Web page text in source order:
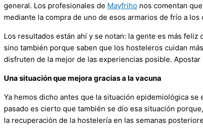
general. Los profesionales de Mayfriho nos comentan
mediante la compra de uno de esos armarios de frío a los
Los resultados están ahí y se notan: la gente es más
sino también porque saben que los hosteleros cuidan
disfruten de la mejor de las experiencias posible.
Una situación que mejora gracias a la vacuna
Ya hemos dicho antes que la situación epidemiológica
pasado es cierto que también se dio esa situación
la recuperación de la hostelería en las semanas